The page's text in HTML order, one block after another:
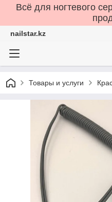
Всё для ногтевого
nailstar.kz
Товары и услуги